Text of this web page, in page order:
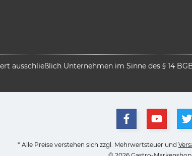
ausschließlich Unternehmen im Sinne des § 14
* Alle Preise verstehen sich zzgl. Mehrwertsteuer und